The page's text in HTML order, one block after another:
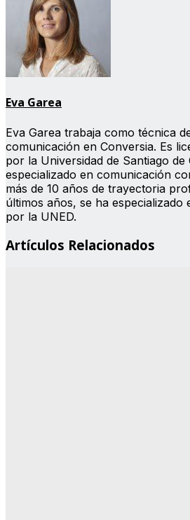
Eva Garea
Eva Garea trabaja como técnica
comunicación en Conversia. Es
por la Universidad de Santiago
especializado en comunicación
más de 10 años de trayectoria
últimos años, se ha especializado
por la UNED.
Artículos Relacionados